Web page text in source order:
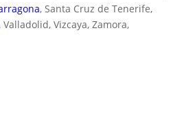
, Santa Cruz de Tenerife,
, Valladolid, Vizcaya, Zamora,